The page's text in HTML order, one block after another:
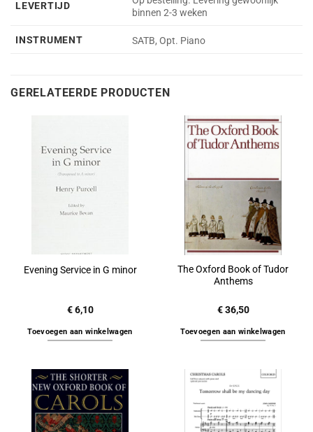
LEVERTIJD
binnen 2-3 weken
INSTRUMENT SATB, Opt. Piano
GERELATEERDE PRODUCTEN
Evening Service in G minor
€6,10
Toevoegen aan winkelwagen
The Oxford Book of Tudor
Anthems
€36,50
Toevoegen aan winkelwagen